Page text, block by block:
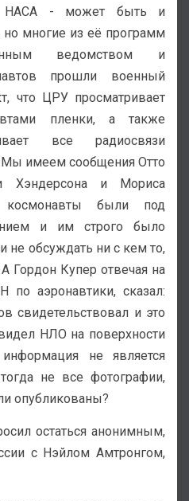
НАСА - может быть и
но многие из её программ
ведомством и
прошли военный
что ЦРУ просматривает
пленки, а также
все радиосвязи
имеем сообщения Отто
Хэндерсона и Мориса
космонавты были под
и им строго было
не обсуждать ни с кем то,
Гордон Купер отвечая на
аэронавтики, сказал:
свидетельствовал и это
НЛО на поверхности
не является
не все фотографии,
опубликованы?
остаться анонимным,
с Нэйлом Амтронгом,